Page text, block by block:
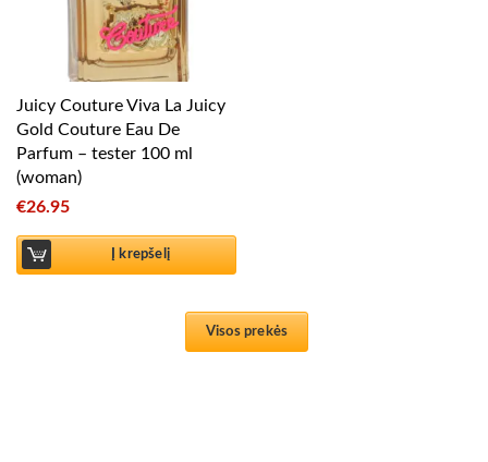
Juicy Couture Viva La Juicy
Gold Couture Eau De
Parfum – tester 100 ml
(woman)
€26.95
Į krepšelį
Visos prekės